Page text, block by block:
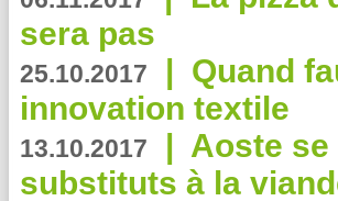
sera pas
25.10.2017 | Quand
innovation textile
13.10.2017 | Aoste
substituts à la